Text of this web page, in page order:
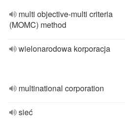
multi objective-multi criteria
(MOMC) method
wielonarodowa korporacja
multinational corporation
sieć